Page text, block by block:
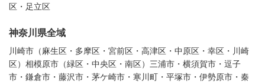
区・足立区
神奈川県全域
川崎市（麻生区・多摩区・宮前区・高津区・中原区・幸区・川崎
区）相模原市（緑区・中央区・南区）三浦市・横須賀市・逗子
市・鎌倉市・藤沢市・茅ケ崎市・寒川町・平塚市・伊勢原市・秦